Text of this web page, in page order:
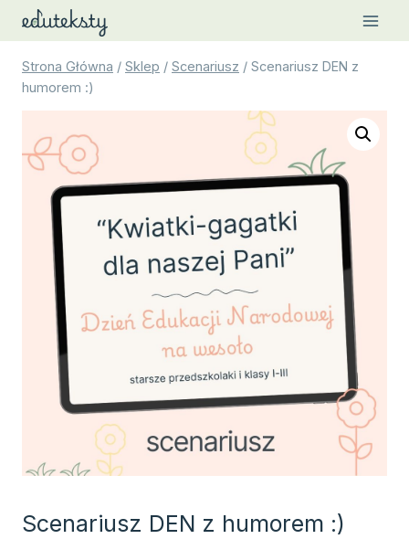
Przejdź
treściStrona Główna / Sklep / Scenariusz / Scenariusz DEN z
humorem :)
Scenariusz DEN z humorem :)